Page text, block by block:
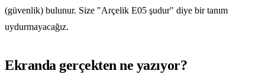
(güvenlik) bulunur. Size "Arçelik E05 şudur" diye bir tanım
uydurmayacağız.
Ekranda gerçekten ne yazıyor?